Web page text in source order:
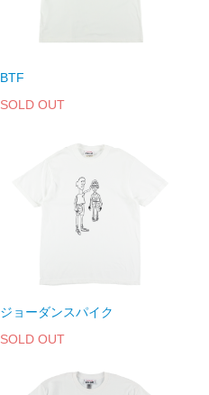
BTF
SOLD OUT
ジョーダンスパイク
SOLD OUT